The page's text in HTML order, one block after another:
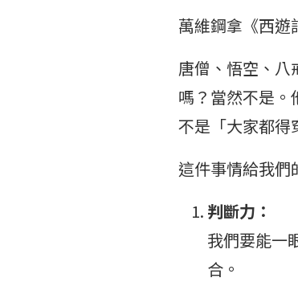
萬維鋼拿《西遊
唐僧、悟空、
嗎？當然不是。
不是「大家都得
這件事情給我們
判斷力：
我們要能一
合。